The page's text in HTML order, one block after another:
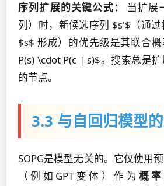
序列扩展的关键公式：
当扩展
列）时，新候选序列 $s'$（通
$s$ 形成）的优先级是其联合
P(s) \cdot P(c | s)$。搜索总是
的节点。
3.3 与自回归模型
SOPG是模型无关的。它仅使用
（例如GPT变体）作为 概